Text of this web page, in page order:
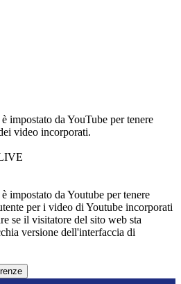
impostato da YouTube per tenere
video incorporati.
impostato da Youtube per tenere
per i video di Youtube incorporati
se il visitatore del sito web sta
versione dell'interfaccia di